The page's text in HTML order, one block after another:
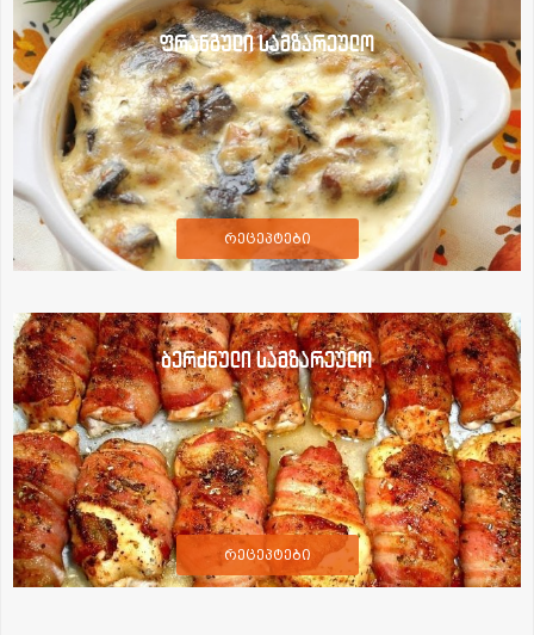
ფრანგული სამზარეულო
რეცეპტები
ბერძნული სამზარეულო
რეცეპტები